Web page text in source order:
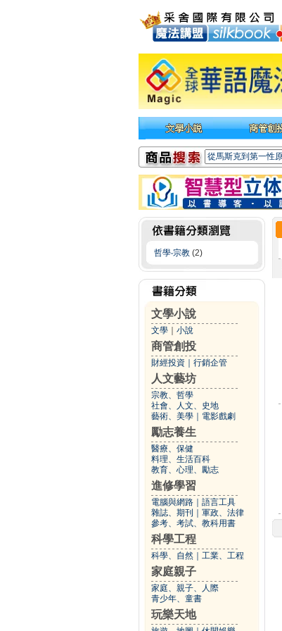
哲學‧宗教 (2)
文學小說
文學 小說
商管創投
財經投資 行銷企管
人文藝坊
宗教、哲學
社會、人文、史地
藝術、美學
電影戲劇
勵志養生
醫療、保健
料理、生活百科
教育、心理、勵志
進修學習
電腦與網路
語言工具
雜誌、期刊
軍政、法律
參考、考試、教科用書
科學工程
科學、自然 工業、工程
家庭親子
家庭、親子、人際
青少年、童書
玩樂天地